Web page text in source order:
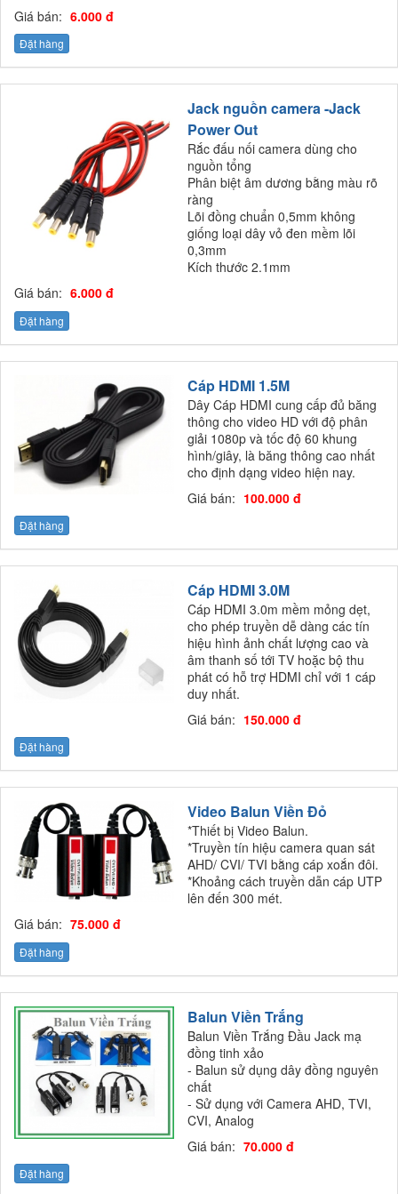
Giá bán: 6.000 đ
Đặt hàng
Jack nguồn camera -Jack
Power Out
Rắc đấu nối camera dùng cho
nguồn tổng
Phân biệt âm dương bằng màu rõ
ràng
Lõi đồng chuẩn 0,5mm không
giống loại dây vỏ đen mềm lõi
0,3mm
Kích thước 2.1mm
Giá bán: 6.000 đ
Đặt hàng
Cáp HDMI 1.5M
Dây Cáp HDMI cung cấp đủ băng
thông cho video HD với độ phân
giải 1080p và tốc độ 60 khung
hình/giây, là băng thông cao nhất
cho định dạng video hiện nay.
Giá bán: 100.000 đ
Đặt hàng
Cáp HDMI 3.0M
Cáp HDMI 3.0m mềm mỏng dẹt,
cho phép truyền dễ dàng các tín
hiệu hình ảnh chất lượng cao và
âm thanh số tới TV hoặc bộ thu
phát có hỗ trợ HDMI chỉ với 1 cáp
duy nhất.
Giá bán: 150.000 đ
Đặt hàng
Video Balun Viền Đỏ
*Thiết bị Video Balun.
*Truyền tín hiệu camera quan sát
AHD/ CVI/ TVI bằng cáp xoắn đôi.
*Khoảng cách truyền dẫn cáp UTP
lên đến 300 mét.
Giá bán: 75.000 đ
Đặt hàng
Balun Viền Trắng
Balun Viền Trắng Đầu Jack mạ
đồng tinh xảo
- Balun sử dụng dây đồng nguyên
chất
- Sử dụng với Camera AHD, TVI,
CVI, Analog
Giá bán: 70.000 đ
Đặt hàng